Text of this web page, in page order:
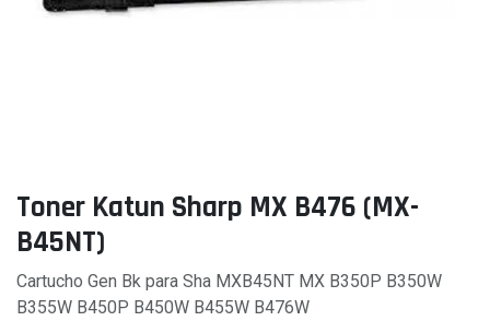
Toner Katun Sharp MX B476 (MX-
B45NT)
Cartucho Gen Bk para Sha MXB45NT MX B350P B350W
B355W B450P B450W B455W B476W